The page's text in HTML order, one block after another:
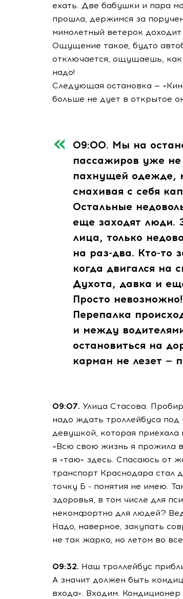
ехать. Две бабушки и пара
прошла, держимся за
мимолетный ветерок
Ощущение такое, будто
отключается, ощущаешь, как
надо!
Следующая остановка —
больше не дует в открытое
09:00. Мы на
пассажиров уже
пахнущей одежде,
смахивая с себя
Остальные
еще заходят люди.
лица, только
на раз-два. Кто-то
когда двигался на
Духота, давка и
Просто
Перепалка
и между
остановиться на
карман не лезет —
09:07. Улица Стасова.
надо ждать троллейбуса
девушкой, которая
«Всю свою жизнь я прожила
я «таю» здесь. Спасаюсь от
транспорт Краснодара стал
точку Б - понятия не имею.
здоровья, в том числе для
некомфортно для людей?
Надо, наверное, закупать
не так жарко, но летом во
09:32. Наш троллейбус
А значит должен быть
входа». Входим.